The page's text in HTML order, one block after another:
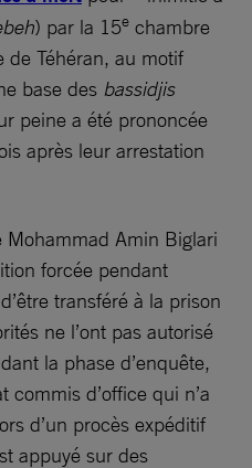
) par la 15e chambre
Téhéran, au motif
base des bassidjis
peine a été prononcée
après leur arrestation
Amin Biglari
forcée pendant
transféré à la prison
ne l’ont pas autorisé
la phase d’enquête,
commis d’office qui n’a
d’un procès expéditif
appuyé sur des